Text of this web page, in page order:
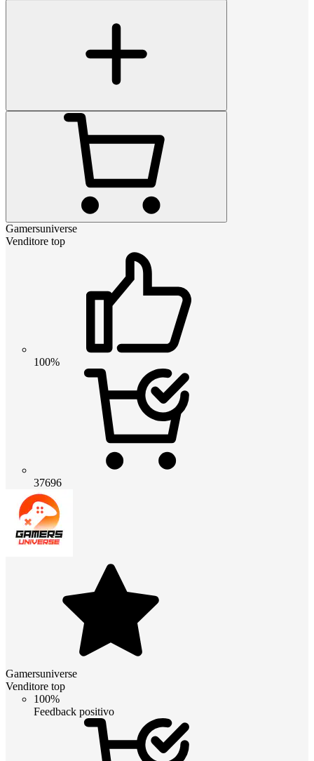
Gamersuniverse
Venditore top
100%
37696
Gamersuniverse
Venditore top
100%
Feedback positivo